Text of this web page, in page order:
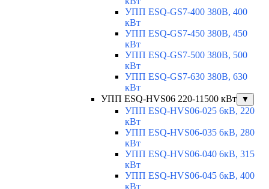
УПП ESQ-GS7-400 380В, 400
кВт
УПП ESQ-GS7-450 380В, 450
кВт
УПП ESQ-GS7-500 380В, 500
кВт
УПП ESQ-GS7-630 380В, 630
кВт
УПП ESQ-HVS06 220-11500 кВт
▼
УПП ESQ-HVS06-025 6кВ, 220
кВт
УПП ESQ-HVS06-035 6кВ, 280
кВт
УПП ESQ-HVS06-040 6кВ, 315
кВт
УПП ESQ-HVS06-045 6кВ, 400
кВт